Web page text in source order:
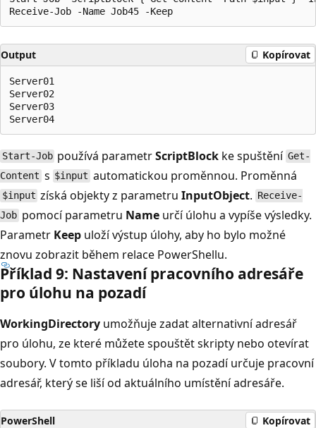
Output Kopírovat
Server01
Server02
Server03
Start-Job používá parametrScriptBlock ke spuštění Get-
Content s $input automatickou proměnnou. Proměnná
$input získá objekty z parametruInputObject. Receive-
Job pomocí parametru Nameurčí úlohu a vypíše výsledky.
Parametr Keep uloží výstup úlohy, aby ho bylo možné
znovu zobrazit během relace PowerShellu.
Příklad 9: Nastavení pracovního adresáře
pro úlohu na pozadí
WorkingDirectory umožňuje zadat alternativní adresář
pro úlohu, ze které můžete spouštět skripty nebo otevírat
soubory. V tomto příkladu úloha na pozadí určuje pracovní
adresář, který se liší od aktuálního umístění adresáře.
PowerShell Kopírovat